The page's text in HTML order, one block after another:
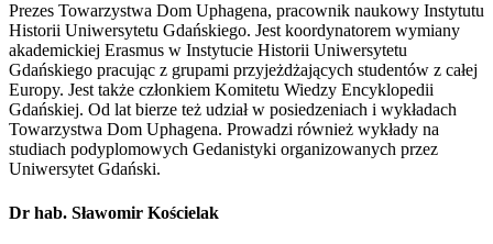
Prezes Towarzystwa Dom Uphagena, pracownik naukowy Instytutu
Historii Uniwersytetu Gdańskiego. Jest koordynatorem wymiany
akademickiej Erasmus w Instytucie Historii Uniwersytetu
Gdańskiego pracując z grupami przyjeżdżających studentów z całej
Europy. Jest także członkiem Komitetu Wiedzy Encyklopedii
Gdańskiej. Od lat bierze też udział w posiedzeniach i wykładach
Towarzystwa Dom Uphagena. Prowadzi również wykłady na
studiach podyplomowych Gedanistyki organizowanych przez
Uniwersytet Gdański.
Dr hab. Sławomir Kościelak